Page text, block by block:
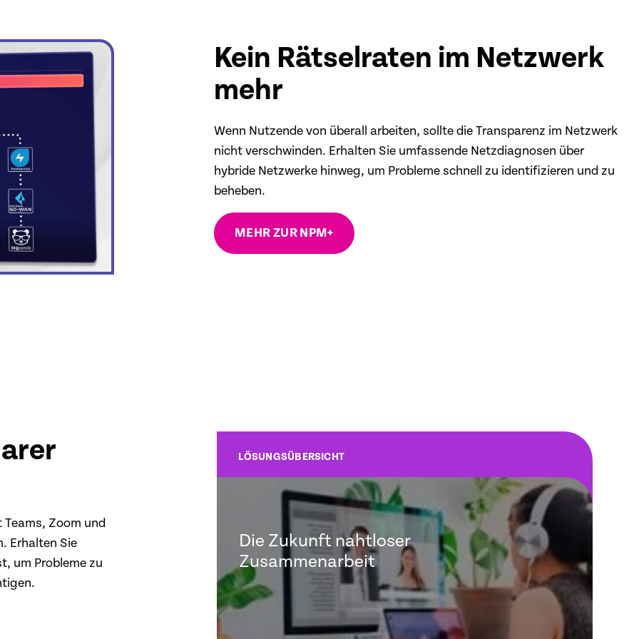
Kein Rätselraten im Netzwerk
mehr
Wenn Nutzende von überall arbeiten, sollte die Transparenz im Netzwerk
nicht verschwinden. Erhalten Sie umfassende Netzdiagnosen über
hybride Netzwerke hinweg, um Probleme schnell zu identifizieren und zu
beheben.
MEHR ZUR NPM+
Zoom und
Erhalten Sie
um Probleme zu
LÖSUNGSÜBERSICHT
Die Zukunft nahtloser
Zusammenarbeit